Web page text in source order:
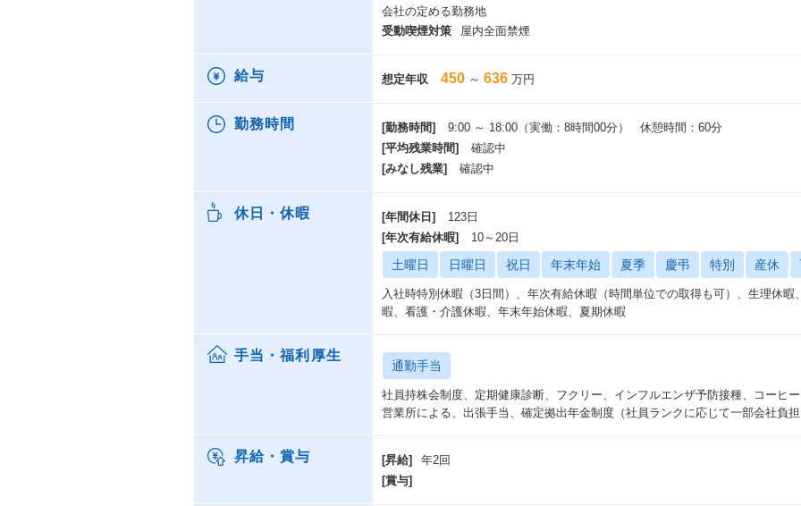
会社の定める勤務地
受動喫煙対策
屋内全面禁煙
給与 想定年収 450 ～ 636 万円
勤務時間 [勤務時間]
9:00 ～ 18:00（実働：8時間00分） 休憩時間：60分
[平均残業時間]
確認中
[みなし残業]
確認中
休日・休暇 [年間休日]
123日
[年次有給休暇]
10～20日
土曜日 日曜日 祝日 年末年始 夏季 慶弔 特別 産休
入社時特別休暇（3日間）、年次有給休暇（時間単位での取得も可）、生理休
暇、看護・介護休暇、年末年始休暇、夏期休暇
手当・福利厚生
通勤手当
社員持株会制度、定期健康診断、フクリー、インフルエンザ予防接種、コーヒ
営業所による、出張手当、確定拠出年金制度（社員ランクに応じて一部会社負担
昇給・賞与 [昇給]
年2回
[賞与]